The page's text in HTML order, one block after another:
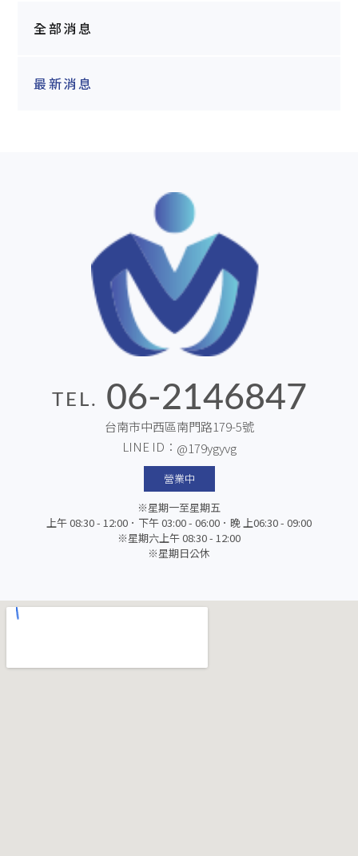
全部消息
最新消息
TEL. 06-2146847
台南市中西區南門路179-5號
LINE ID： @179ygyvg
營業中
※星期一至星期五
上午 08:30 - 12:00．下午 03:00 - 06:00．晚 上06:30 - 09:00
※星期六上午 08:30 - 12:00
※星期日公休